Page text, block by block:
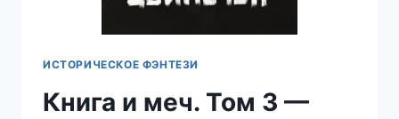
ИСТОРИЧЕСКОЕ ФЭНТЕЗИ
Книга и меч. Том 3 —